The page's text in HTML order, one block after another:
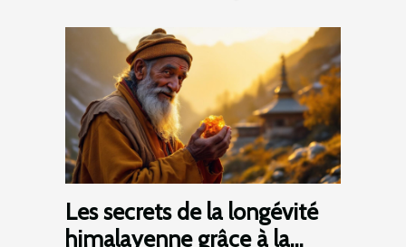
Les secrets de la longévité
himalayenne grâce à la